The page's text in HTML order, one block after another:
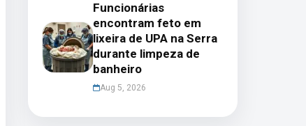
Funcionárias
encontram feto em
lixeira de UPA na Serra
durante limpeza de
banheiro
Aug 5, 2026